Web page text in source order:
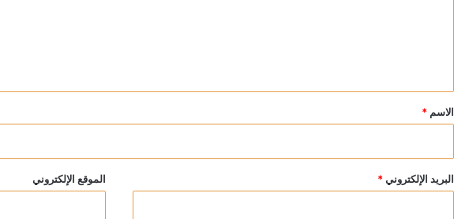
*
الاسم *
البريد الإلكتروني * الموقع الإلكتروني